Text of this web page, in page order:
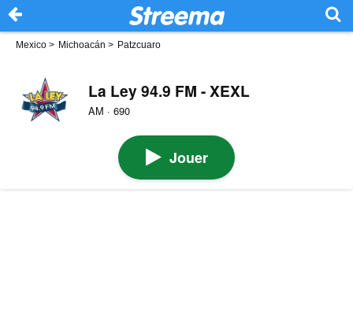
Mexico > Michoacán > Patzcuaro
La Ley 94.9 FM - XEXL
AM · 690
Jouer